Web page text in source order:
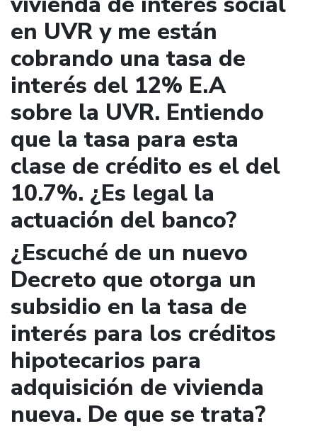
en UVR y me están
cobrando una tasa de
interés del 12% E.A
sobre la UVR. Entiendo
que la tasa para esta
clase de crédito es el del
10.7%. ¿Es legal la
actuación del banco?
¿Escuché de un nuevo
Decreto que otorga un
subsidio en la tasa de
interés para los créditos
hipotecarios para
adquisición de vivienda
nueva. De que se trata?